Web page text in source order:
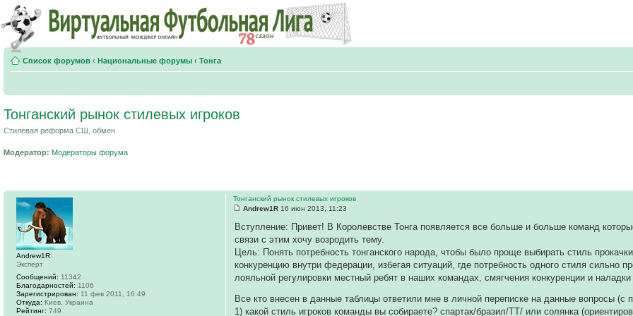
Список форумов ‹ Национальные форумы ‹ Тонга
Тонганский рынок стилевых игроков
Стилевая реформа СШ, обмен
Модератор: Модераторы форума
Тонганский рынок стилевых игроков
Andrew1R 16 июн 2013, 11:23
Вступление: Привет! В Королевстве Тонга появляется все больше и больше команд
связи с этим хочу возродить тему.
Цель: Понять потребность тонганского народа, чтобы было проще выбирать стиль
конкуренцию внутри федерации, избегая ситуаций, где потребность одного стиля
лояльной регулировки местный ребят в наших командах, смягчения конкуренции и
Все кто внесен в данные таблицы ответили мне в личной переписке на данные вопросы
1) какой стиль игроков команды вы собираете? спартак/бразил/ТТ/ или солянка
Andrew1R
Эксперт
Сообщений: 11342
Благодарностей: 1106
Зарегистрирован: 11 фев 2011, 16:49
Откуда: Киев, Украина
Рейтинг: 749